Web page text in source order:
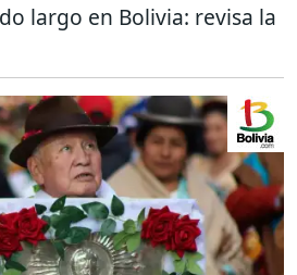
largo en Bolivia: revisa la